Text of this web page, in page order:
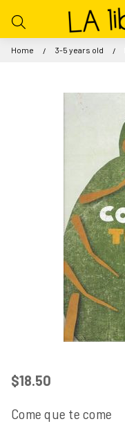
Home 3-5 years old
$18.50
Come que te come